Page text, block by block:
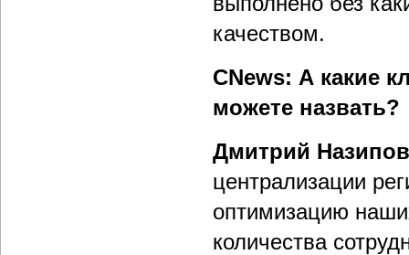
качеством.
CNews: А какие
можете назвать?
Дмитрий
централизации
оптимизацию
количества